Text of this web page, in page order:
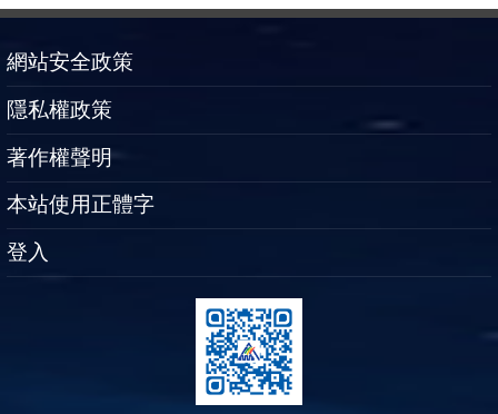
網站安全政策
隱私權政策
著作權聲明
本站使用正體字
登入